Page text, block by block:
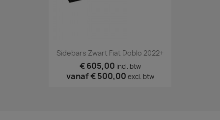
Sidebars Zwart Fiat Doblo 2022+
€ 605,00 incl. btw
vanaf€ 500,00 excl. btw